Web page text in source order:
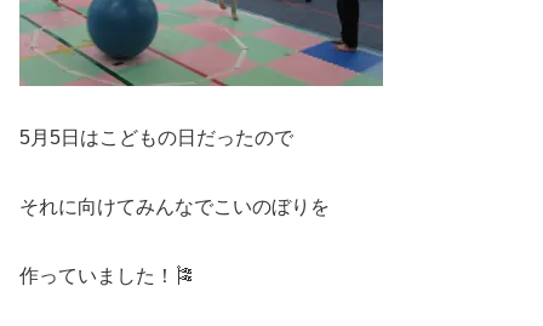
5月5日はこどもの日だったので
それに向けてみんなでこいのぼりを
作っていました！🎏